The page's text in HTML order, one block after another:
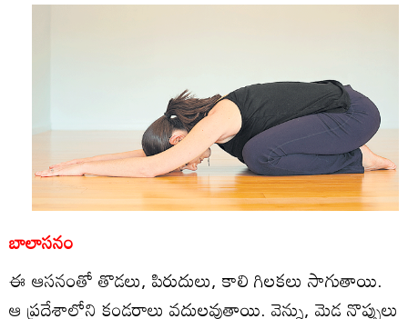
బాలాసనం
ఈ ఆసనంతో తొడలు, పిరుదులు, కాలి గిలకలు సాగుతాయి.
ఆ ప్రదేశాల్లోని కండరాలు వదులవుతాయి. వెన్ను, మెడ నొప్పులు